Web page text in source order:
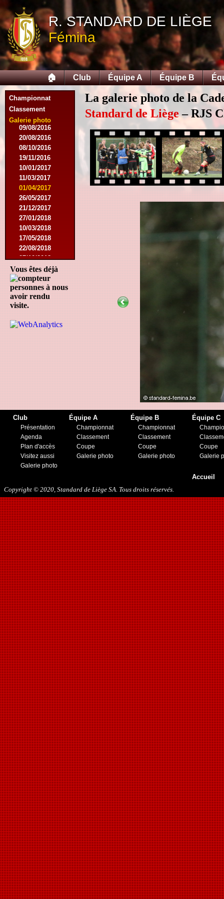
R. STANDARD DE LIÈGE
Fémina
🏠 Club Équipe A Équipe B
Championnat
Classement
Galerie photo
19/09/2015
10/10/2015
05/12/2015
12/12/2015
09/02/2016
27/02/2016
09/03/2016
12/03/2016
19/03/2016
16/04/2016
21/05/2016
27/05/2016
09/08/2016
20/08/2016
08/10/2016
19/11/2016
10/01/2017
11/03/2017
01/04/2017
26/05/2017
21/12/2017
27/01/2018
10/03/2018
17/05/2018
22/08/2018
27/10/2018
12/01/2019
23/11/2019
Vous êtes déjà
personnes à nous
avoir rendu
visite.
La galerie photo de la
Standard de Liège– RJS
Club
Présentation
Agenda
Plan d'accès
Visitez aussi
Galerie photo
Équipe A
Championnat
Classement
Coupe
Galerie photo
Équipe B
Championnat
Classement
Coupe
Galerie photo
Équipe C
Coupe
Galerie
Accueil
Copyright © 2020, Standard de Liège SA. Tous droits réservés.